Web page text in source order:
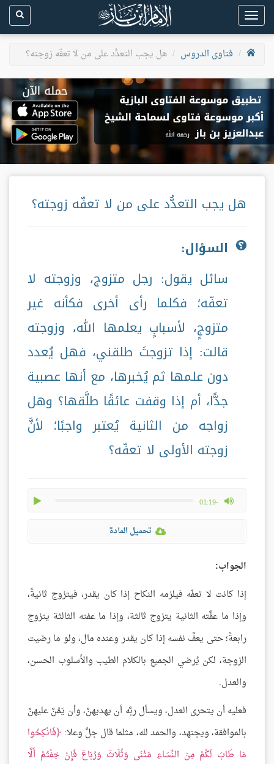
Toggle
navigation
فتاوى الدروس
هل يجب التعدُّد على من لا تعفّه زوجته؟
هل يجب التعدُّد على من لا تعفّه زوجته؟
السؤال:
سائل يقول: رجل متزوج، وزوجته لا
تعفّه؛ فكلما رأى أخرى فكأنه غير
متزوجٍ، لأسبابٍ يعلمها الله، وزوجته
قالت: إذا تزوجتَ طلقني، فهل يُعدد
دون علمها ثم يُخبرها، مع أنها عصبية
جدًّا، أم إذا وقفت عائقًا طلَّقها؟ وهل
زواجه من الثانية يُعتبر واجبًا؛ لأنَّ
زوجته الأولى لا تعفّه؟
-01:19
max volume
تحميل المادة
الجواب:
إذا كانت لا تعفّه فيلزمه النكاح إذا كان يقدر، فيتزوج ثانيةً،
وإذا ما عفَّته الثانية يتزوج ثالثة، وإذا ما عفته الثالثة يتزوج
رابعةً؛ حتى يعفَّ نفسه إذا كان يقدر وعنده مال، ولو ما رضيت
الزوجة، لكن يُرضي الجميع بالكلام الطيب والأسلوب الحسن،
والعدل.
فعليه أن يتحرى العدل، ويسأل ربَّه أن يهديهنَّ، وأن يَمُنَّ عليهنَّ
بالموافقة، ويجتهد، والحمد لله، مثلما قال جلَّ وعلا: فَانْكِحُوا
مَا طَابَ لَكُمْ مِنَ النِّسَاءِ مَثْنَى وَثُلَاثَ وَرُبَاعَ فَإِنْ خِفْتُمْ أَلَّا